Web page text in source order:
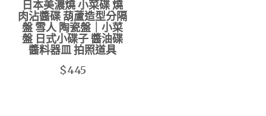
日本美濃燒 小菜碟 燒
肉沾醬碟 葫蘆造型分隔
盤 雪人 陶瓷盤｜小菜
盤 日式小碟子 醬油碟
醬料器皿 拍照道具
$445